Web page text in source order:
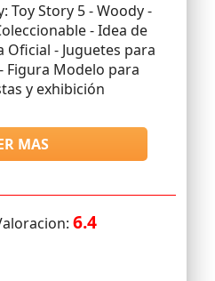
Toy Story 5 - Woody -
- Idea de
Oficial - Juguetes para
Figura Modelo para
y exhibición
MAS
6.4